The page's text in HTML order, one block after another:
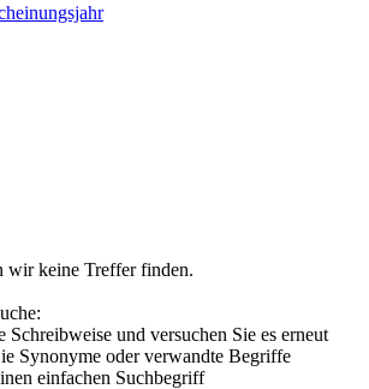
wir keine Treffer finden.
Schreibweise und versuchen Sie es erneut
Synonyme oder verwandte Begriffe
einfachen Suchbegriff